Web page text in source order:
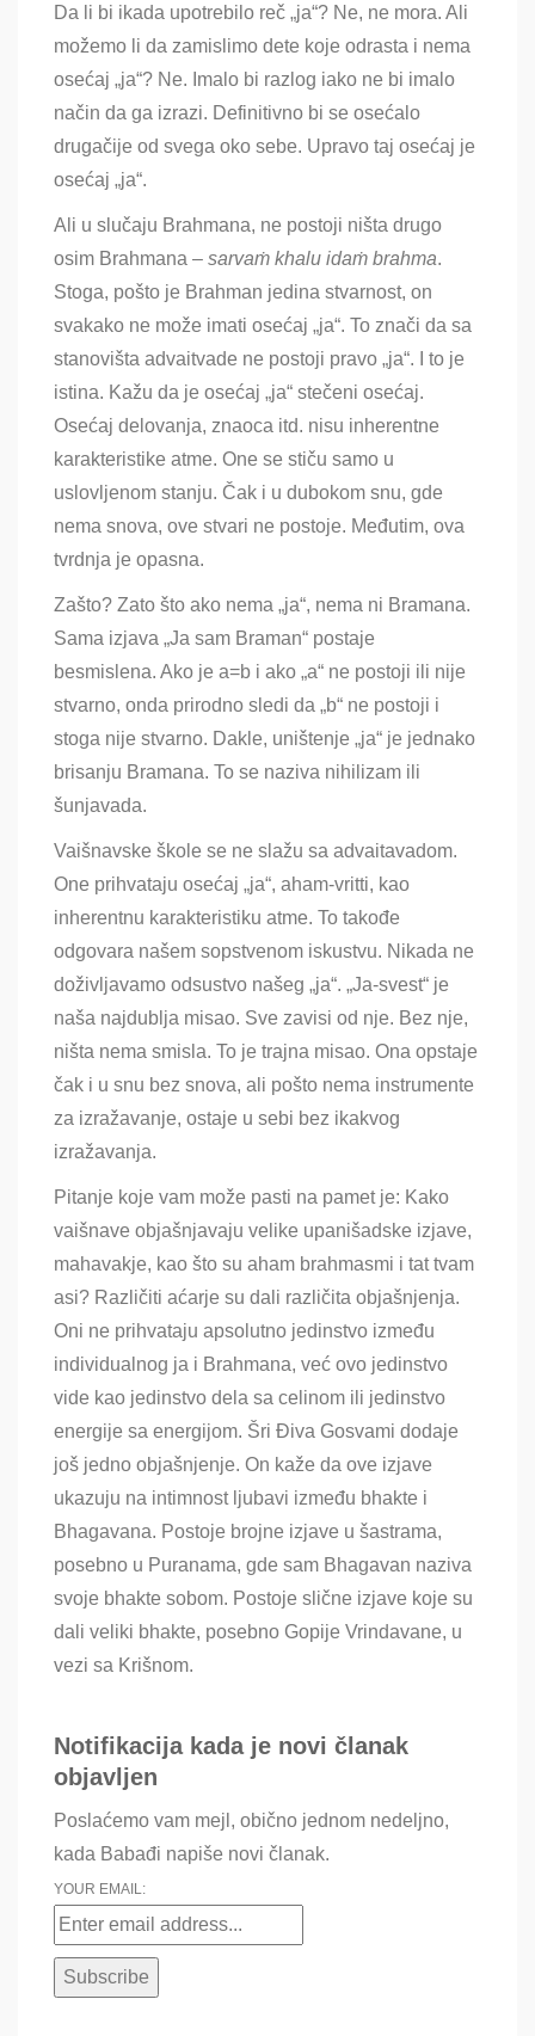
Da li bi ikada upotrebilo reč „ja“? Ne, ne mora. Ali
možemo li da zamislimo dete koje odrasta i nema
osećaj „ja“? Ne. Imalo bi razlog iako ne bi imalo
način da ga izrazi. Definitivno bi se osećalo
drugačije od svega oko sebe. Upravo taj osećaj je
osećaj „ja“.
Ali u slučaju Brahmana, ne postoji ništa drugo
osim Brahmana – sarvaṁ khalu idaṁ brahma.
Stoga, pošto je Brahman jedina stvarnost, on
svakako ne može imati osećaj „ja“. To znači da sa
stanovišta advaitvade ne postoji pravo „ja“. I to je
istina. Kažu da je osećaj „ja“ stečeni osećaj.
Osećaj delovanja, znaoca itd. nisu inherentne
karakteristike atme. One se stiču samo u
uslovljenom stanju. Čak i u dubokom snu, gde
nema snova, ove stvari ne postoje. Međutim, ova
tvrdnja je opasna.
Zašto? Zato što ako nema „ja“, nema ni Bramana.
Sama izjava „Ja sam Braman“ postaje
besmislena. Ako je a=b i ako „a“ ne postoji ili nije
stvarno, onda prirodno sledi da „b“ ne postoji i
stoga nije stvarno. Dakle, uništenje „ja“ je jednako
brisanju Bramana. To se naziva nihilizam ili
šunjavada.
Vaišnavske škole se ne slažu sa advaitavadom.
One prihvataju osećaj „ja“, aham-vritti, kao
inherentnu karakteristiku atme. To takođe
odgovara našem sopstvenom iskustvu. Nikada ne
doživljavamo odsustvo našeg „ja“. „Ja-svest“ je
naša najdublja misao. Sve zavisi od nje. Bez nje,
ništa nema smisla. To je trajna misao. Ona opstaje
čak i u snu bez snova, ali pošto nema instrumente
za izražavanje, ostaje u sebi bez ikakvog
izražavanja.
Pitanje koje vam može pasti na pamet je: Kako
vaišnave objašnjavaju velike upanišadske izjave,
mahavakje, kao što su aham brahmasmi i tat tvam
asi? Različiti aćarje su dali različita objašnjenja.
Oni ne prihvataju apsolutno jedinstvo između
individualnog ja i Brahmana, već ovo jedinstvo
vide kao jedinstvo dela sa celinom ili jedinstvo
energije sa energijom. Šri Điva Gosvami dodaje
još jedno objašnjenje. On kaže da ove izjave
ukazuju na intimnost ljubavi između bhakte i
Bhagavana. Postoje brojne izjave u šastrama,
posebno u Puranama, gde sam Bhagavan naziva
svoje bhakte sobom. Postoje slične izjave koje su
dali veliki bhakte, posebno Gopije Vrindavane, u
vezi sa Krišnom.
Notifikacija kada je novi članak
objavljen
Poslaćemo vam mejl, obično jednom nedeljno,
kada Babađi napiše novi članak.
YOUR EMAIL: